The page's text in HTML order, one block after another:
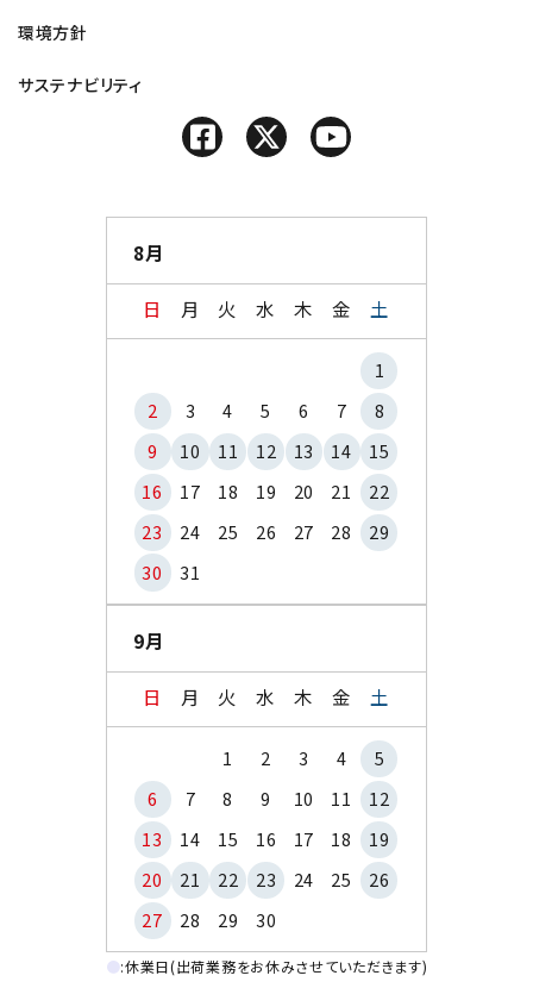
環境方針
サステナビリティ
8月
日 月 火 水 木 金 土
1
2
3 4 5 6 7
8
9
10 11 12 13 14
15
16
17 18 19 20 21
22
23
24 25 26 27 28
29
30
31
9月
日 月 火 水 木 金 土
1 2 3 4
5
6
7 8 9 10 11
12
13
14 15 16 17 18
19
20
21 22 23 24 25
26
27
28 29 30
●:休業日(出荷業務をお休みさせていただきます)